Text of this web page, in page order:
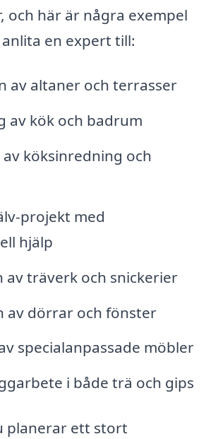
och här är några exempel
en expert till:
av altaner och terrasser
av kök och badrum
köksinredning och
projekt med
hjälp
av träverk och snickerier
av dörrar och fönster
specialanpassade möbler
i både trä och gips
planerar ett stort